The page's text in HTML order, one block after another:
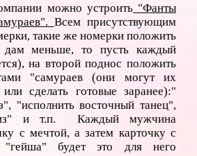
можно устроить"Фанты
Всем присутствующим
такие же номерки положить
дам меньше, то пусть каждый
на второй поднос положить
"самураев (они могут их
сделать готовые заранее):"
"исполнить восточный танец",
и т.п. Каждый мужчина
с мечтой, а затем карточку с
"гейша" будет это для него